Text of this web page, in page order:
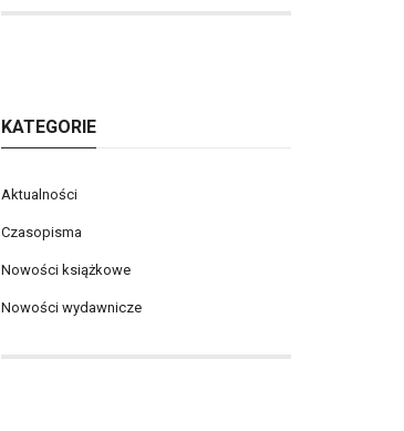
KATEGORIE
Aktualności
Czasopisma
Nowości książkowe
Nowości wydawnicze